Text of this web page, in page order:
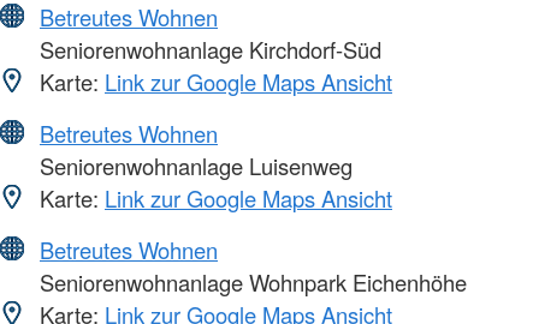
Betreutes Wohnen
Seniorenwohnanlage Kirchdorf-Süd
Karte: Link zur Google Maps Ansicht
Betreutes Wohnen
Seniorenwohnanlage Luisenweg
Karte: Link zur Google Maps Ansicht
Betreutes Wohnen
Seniorenwohnanlage Wohnpark Eichenhöhe
Karte: Link zur Google Maps Ansicht